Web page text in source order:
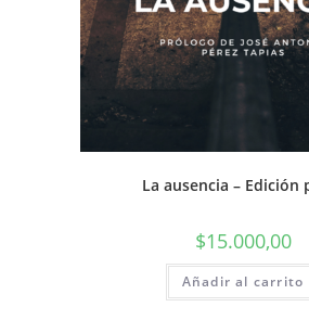
La ausencia – Edición
$15.000,00
Añadir al carrito